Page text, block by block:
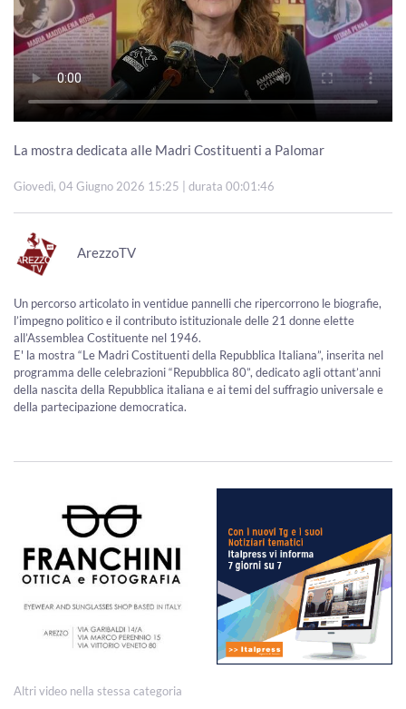
La mostra dedicata alle Madri Costituenti a Palomar
Giovedì, 04 Giugno 2026 15:25 | durata 00:01:46
ArezzoTV
Un percorso articolato in ventidue pannelli che ripercorrono le biografie,
l’impegno politico e il contributo istituzionale delle 21 donne elette
all’Assemblea Costituente nel 1946.
E' la mostra “Le Madri Costituenti della Repubblica Italiana”, inserita nel
programma delle celebrazioni “Repubblica 80”, dedicato agli ottant’anni
della nascita della Repubblica italiana e ai temi del suffragio universale e
della partecipazione democratica.
Altri video nella stessa categoria